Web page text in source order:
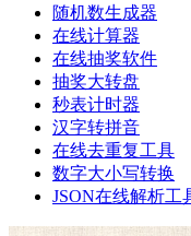
随机数生成器
在线计算器
在线抽奖软件
抽奖大转盘
秒表计时器
汉字转拼音
在线去重复工具
数字大小写转换
JSON在线解析工